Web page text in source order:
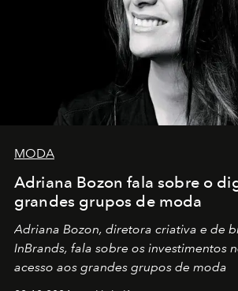
MODA
Adriana Bozon fala sobre o
grandes grupos de moda
Adriana Bozon, diretora criativa e de
InBrands, fala sobre os investimentos
acesso aos grandes grupos de moda